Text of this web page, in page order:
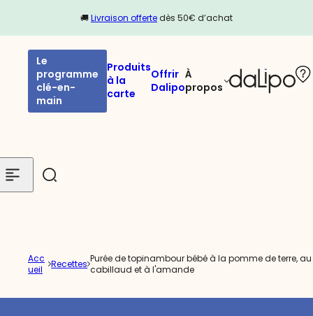
🚚Livraison offertedès 50€ d’achat
Le
programme
clé-en-
main
Produits
à la
carte
Offrir
Dalipo
À
propos
Acc
ueil
Recettes Purée de topinambour bébé à la pomme de terre, au
cabillaud et à l'amande